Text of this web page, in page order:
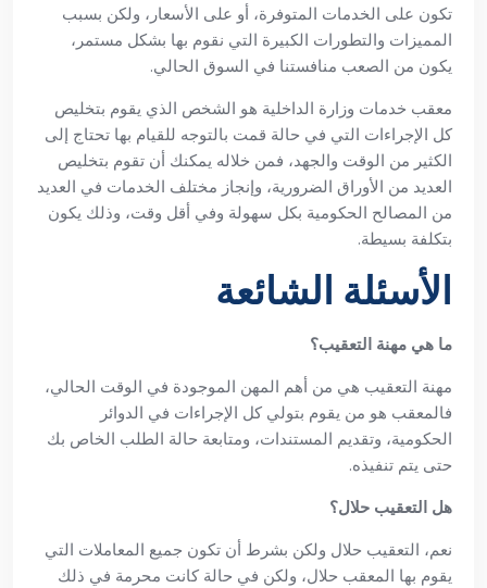
تكون على الخدمات المتوفرة، أو على الأسعار، ولكن بسبب
المميزات والتطورات الكبيرة التي نقوم بها بشكل مستمر،
يكون من الصعب منافستنا في السوق الحالي.
معقب خدمات وزارة الداخلية هو الشخص الذي يقوم بتخليص
كل الإجراءات التي في حالة قمت بالتوجه للقيام بها تحتاج إلى
الكثير من الوقت والجهد، فمن خلاله يمكنك أن تقوم بتخليص
العديد من الأوراق الضرورية، وإنجاز مختلف الخدمات في العديد
من المصالح الحكومية بكل سهولة وفي أقل وقت، وذلك يكون
بتكلفة بسيطة.
الأسئلة الشائعة
ما هي مهنة التعقيب؟
مهنة التعقيب هي من أهم المهن الموجودة في الوقت الحالي،
فالمعقب هو من يقوم بتولي كل الإجراءات في الدوائر
الحكومية، وتقديم المستندات، ومتابعة حالة الطلب الخاص بك
حتى يتم تنفيذه.
هل التعقيب حلال؟
نعم، التعقيب حلال ولكن بشرط أن تكون جميع المعاملات التي
يقوم بها المعقب حلال، ولكن في حالة كانت محرمة في ذلك